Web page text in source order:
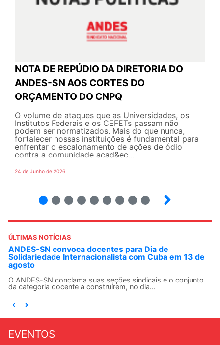
NOTA DE REPÚDIO DA DIRETORIA DO
ANDES-SN AOS CORTES DO
ORÇAMENTO DO CNPQ
O volume de ataques que as Universidades, os
Institutos Federais e os CEFETs passam não
podem ser normatizados. Mais do que nunca,
fortalecer nossas instituições é fundamental para
enfrentar o escalonamento de ações de ódio
contra a comunidade acad&ec...
24 de Junho de 2026
ÚLTIMAS NOTÍCIAS
ANDES-SN convoca docentes para Dia de
Solidariedade Internacionalista com Cuba em 13 de
agosto
O ANDES-SN conclama suas seções sindicais e o conjunto
da categoria docente a construírem, no dia...
EVENTOS